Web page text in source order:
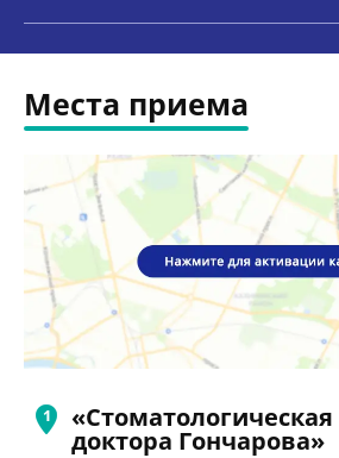
Места приема
доктора Гончарова»